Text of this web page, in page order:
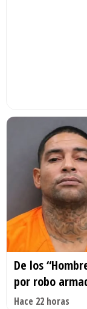
De los
por robo
Hace 22 horas